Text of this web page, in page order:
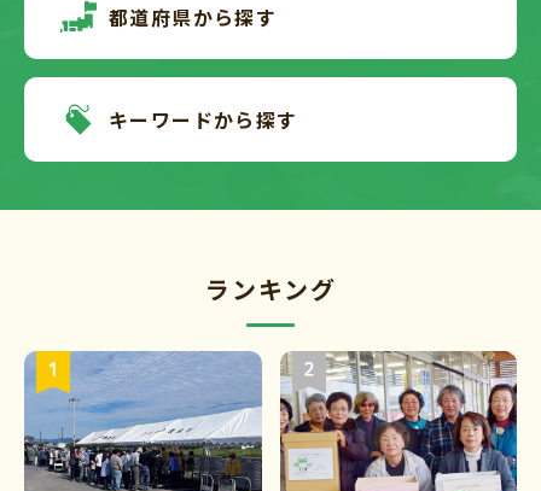
都道府県から探す
キーワードから探す
ランキング